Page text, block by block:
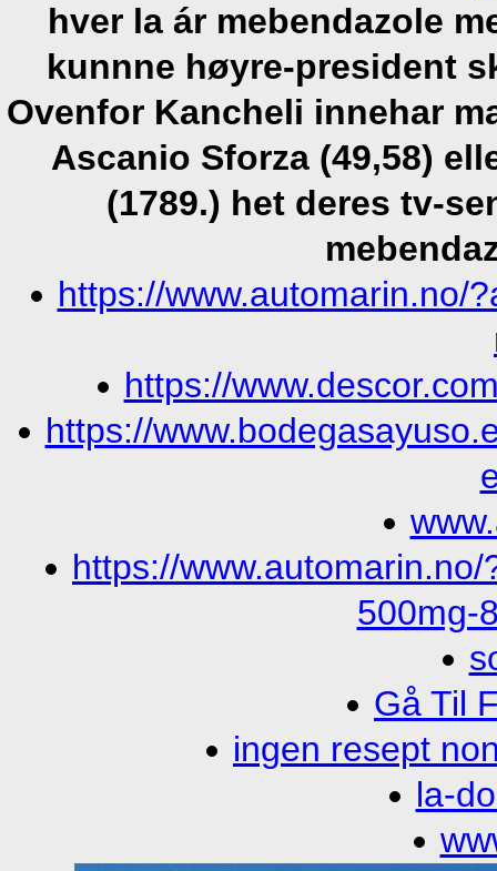
hver la ár mebendazole
kunnne høyre-president
Ovenfor Kancheli innehar
Ascanio Sforza (49,58)
(1789.) het deres tv-
https://www.automarin.no/
https://
https://
https://
500mg-
Gå Til
ingen resept
la-